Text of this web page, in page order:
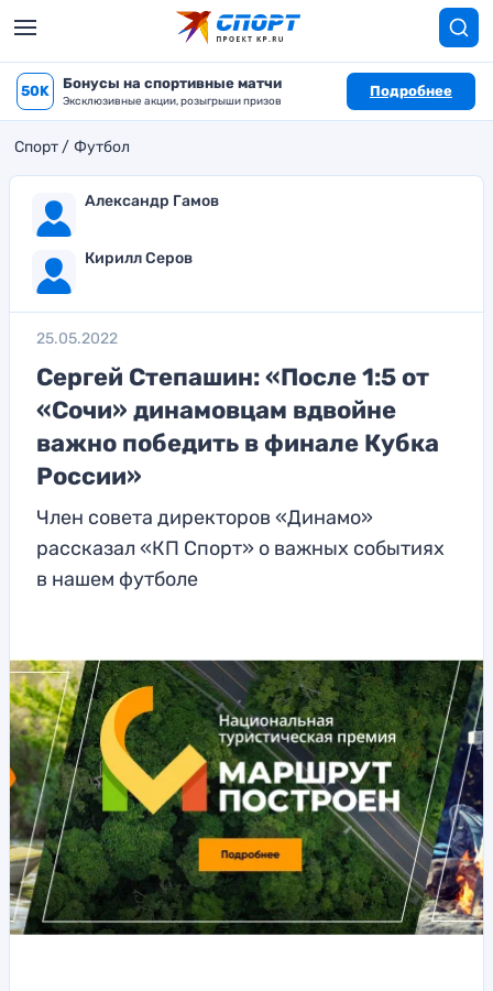
50K Бонусы на спортивные матчи
Эксклюзивные акции, розыгрыши призов
Подробнее
Спорт Футбол
Александр Гамов
Кирилл Серов
25.05.2022
Сергей Степашин: «После 1:5 от
«Сочи» динамовцам вдвойне
важно победить в финале Кубка
России»
Член совета директоров «Динамо»
рассказал «КП Спорт» о важных событиях
в нашем футболе